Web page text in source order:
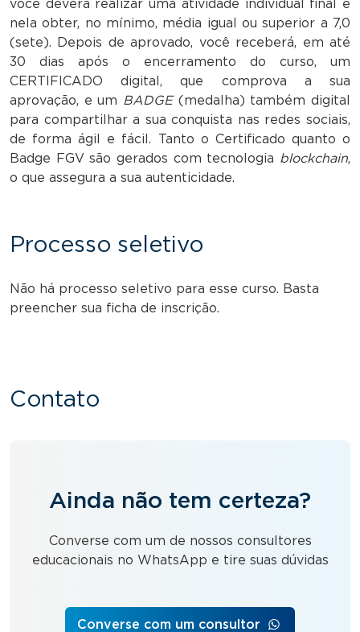
você deverá realizar uma atividade individual final e
nela obter, no mínimo, média igual ou superior a 7,0
(sete). Depois de aprovado, você receberá, em até
30 dias após o encerramento do curso, um
CERTIFICADO digital, que comprova a sua
aprovação, e um
BADGE (medalha) também digital
para compartilhar a sua conquista nas redes sociais,
de forma ágil e fácil. Tanto o Certificado quanto o
Badge FGV são gerados com tecnologia blockchain,
o que assegura a sua autenticidade.
Processo seletivo
Não há processo seletivo para esse curso. Basta
preencher sua ficha de inscrição.
Contato
Ainda não tem certeza?
Converse com um de nossos consultores
educacionais no WhatsApp e tire suas dúvidas
Converse com um consultor